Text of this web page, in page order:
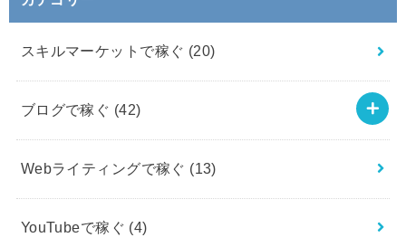
スキルマーケットで稼ぐ (20)
ブログで稼ぐ (42)
Webライティングで稼ぐ (13)
YouTubeで稼ぐ (4)